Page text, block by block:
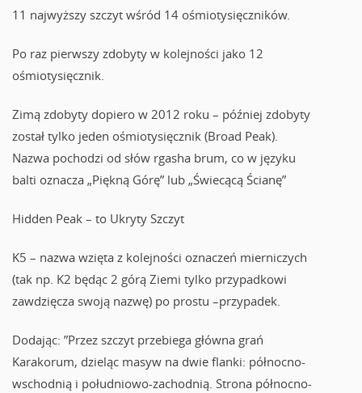
11 najwyższy szczyt wśród 14 ośmiotysięczników.
Po raz pierwszy zdobyty w kolejności jako 12
ośmiotysięcznik.
Zimą zdobyty dopiero w 2012 roku – później zdobyty
został tylko jeden ośmiotysięcznik (Broad Peak).
Nazwa pochodzi od słów rgasha brum, co w języku
balti oznacza „Piękną Górę” lub „Świecącą Ścianę”
Hidden Peak – to Ukryty Szczyt
K5 – nazwa wzięta z kolejności oznaczeń mierniczych
(tak np. K2 będąc 2 górą Ziemi tylko przypadkowi
zawdzięcza swoją nazwę) po prostu –przypadek.
Dodając: ”Przez szczyt przebiega główna grań
Karakorum, dzieląc masyw na dwie flanki: północno-
wschodnią i południowo-zachodnią. Strona północno-